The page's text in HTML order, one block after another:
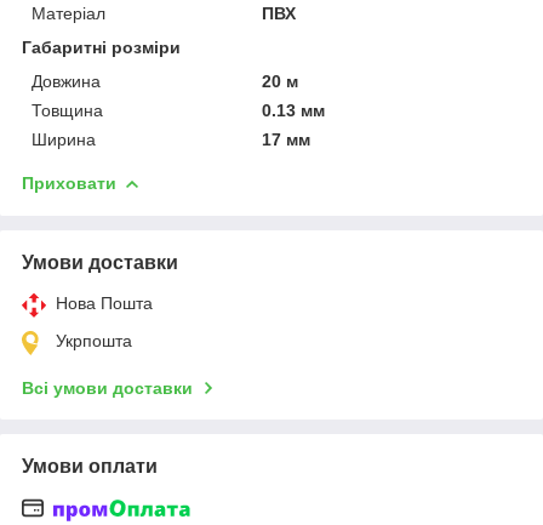
Матеріал
ПВХ
Габаритні розміри
Довжина
20 м
Товщина
0.13 мм
Ширина
17 мм
Приховати
Умови доставки
Нова Пошта
Укрпошта
Всі умови доставки
Умови оплати